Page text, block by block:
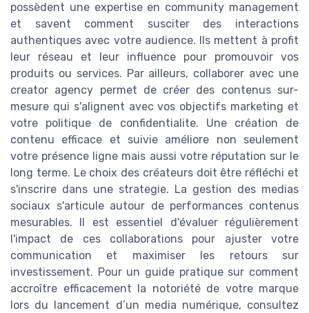
possèdent une expertise en community management
et savent comment susciter des interactions
authentiques avec votre audience. Ils mettent à profit
leur réseau et leur influence pour promouvoir vos
produits ou services. Par ailleurs, collaborer avec une
creator agency permet de créer des contenus sur-
mesure qui s'alignent avec vos objectifs marketing et
votre politique de confidentialite. Une création de
contenu efficace et suivie améliore non seulement
votre présence ligne mais aussi votre réputation sur le
long terme. Le choix des créateurs doit être réfléchi et
s'inscrire dans une strategie. La gestion des medias
sociaux s'articule autour de performances contenus
mesurables. Il est essentiel d'évaluer régulièrement
l'impact de ces collaborations pour ajuster votre
communication et maximiser les retours sur
investissement. Pour un guide pratique sur comment
accroître efficacement la notoriété de votre marque
lors du lancement d’un media numérique, consultez